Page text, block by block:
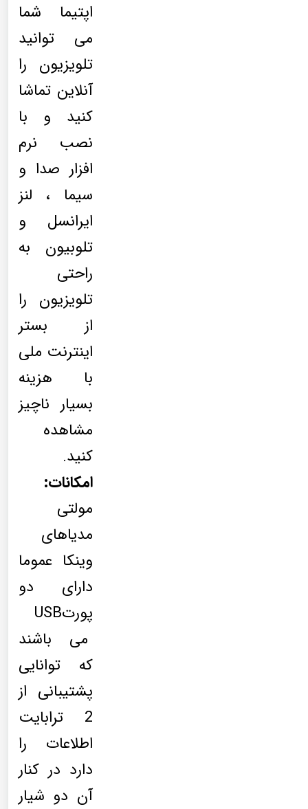
اپتیما شما
می توانید
تلویزیون را
آنلاین تماشا
کنید و با
نصب نرم
افزار صدا و
سیما ، لنز
ایرانسل و
تلوبیون به
راحتی
تلویزیون را
از بستر
اینترنت ملی
با هزینه
بسیار ناچیز
مشاهده
کنید.
امکانات:
مولتی
مدیاهای
وینکا عموما
دارای دو
پورتUSB
می باشند
که توانایی
پشتیبانی از
2 ترابایت
اطلاعات را
دارد در کنار
آن دو شیار